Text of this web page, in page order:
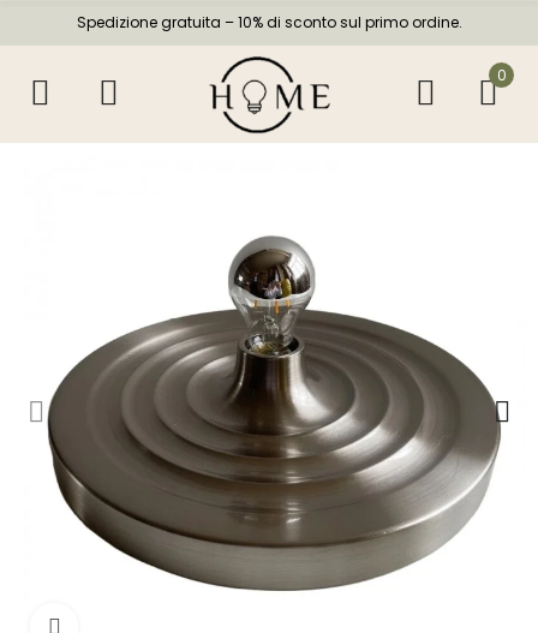
Spedizione gratuita – 10% di sconto sul primo ordine.
0